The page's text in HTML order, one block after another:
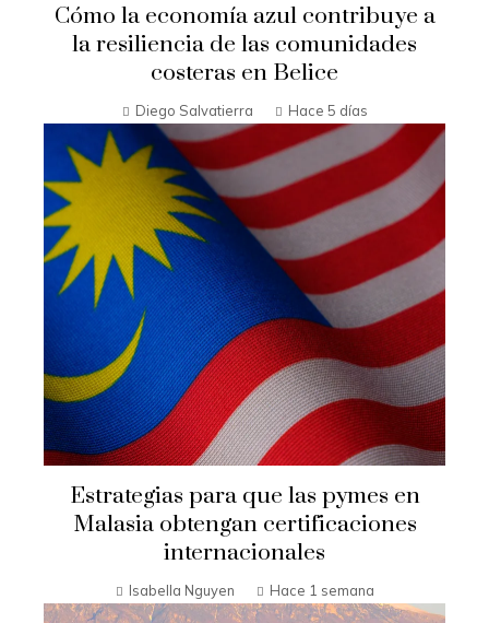
Cómo la economía azul contribuye a
la resiliencia de las comunidades
costeras en Belice
Diego Salvatierra Hace 5 días
Estrategias para que las pymes en
Malasia obtengan certificaciones
internacionales
Isabella Nguyen Hace 1 semana